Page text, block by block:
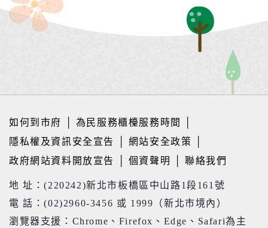
如何到市府 為民服務櫃檯服務時間
隱私權及資訊安全宣告
網站安全政策
政府網站資料開放宣告
個資聲明 │聯絡我們
地 址：(220242)新北市板橋區中山路1段161號
電 話：(02)2960-3456 或 1999（新北市境內）
瀏覽器支援：Chrome、Firefox、Edge、Safari為主